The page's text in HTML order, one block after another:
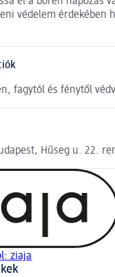
védelem érdekében
fagytól és fénytől
Hűseg u. 22.
ziaja